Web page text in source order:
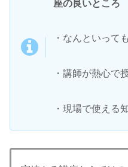
座の良いところ
・なんといって
・講師が熱心で
・現場で使える